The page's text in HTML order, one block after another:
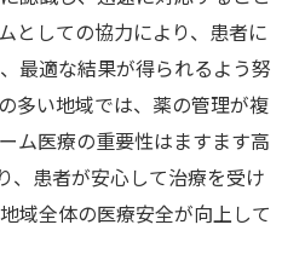
としての協力により、患者に
最適な結果が得られるよう努
多い地域では、薬の管理が複
ム医療の重要性はますます高
、患者が安心して治療を受け
域全体の医療安全が向上して